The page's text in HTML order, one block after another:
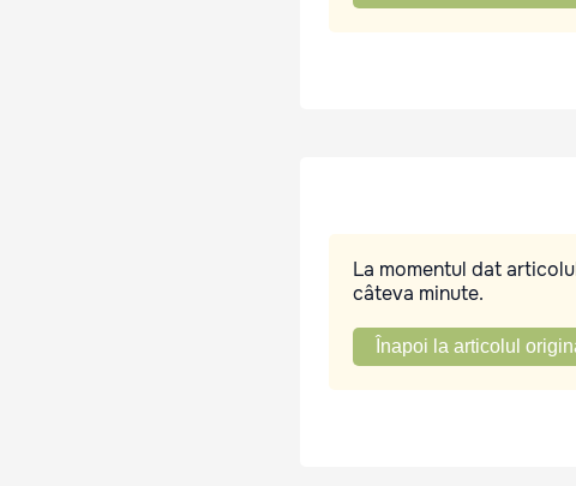
La momentul dat
câteva minute.
Înapoi la articolul